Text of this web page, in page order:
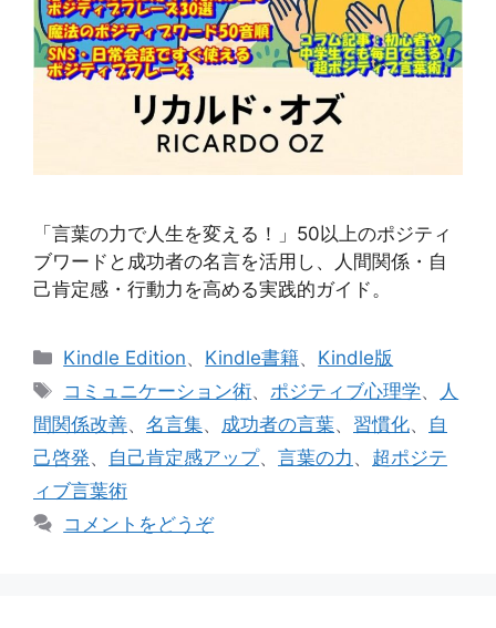
「言葉の力で人生を変える！」50以上のポジティ
ブワードと成功者の名言を活用し、人間関係・自
己肯定感・行動力を高める実践的ガイド。
カ
テ
リ
ー
Kindle Edition、 Kindle書籍、 Kindle版
タ
グ
コミュニケーション術、ポジティブ心理学、
人
間関係改善、 名言集、 成功者の言葉、 習慣化、 自
己啓発、 自己肯定感アップ、 言葉の力 、 超ポジテ
ィブ言葉術
コメントをどうぞ